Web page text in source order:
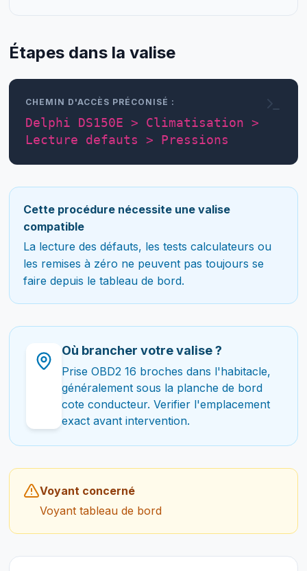
Étapes dans la valise
CHEMIN D'ACCÈS PRÉCONISÉ :
Delphi DS150E > Climatisation >
Lecture defauts > Pressions
Cette procédure nécessite une valise
compatible
La lecture des défauts, les tests calculateurs ou
les remises à zéro ne peuvent pas toujours se
faire depuis le tableau de bord.
Où brancher votre valise ?
Prise OBD2 16 broches dans l'habitacle,
généralement sous la planche de bord
cote conducteur. Verifier l'emplacement
exact avant intervention.
Voyant concerné
Voyant tableau de bord